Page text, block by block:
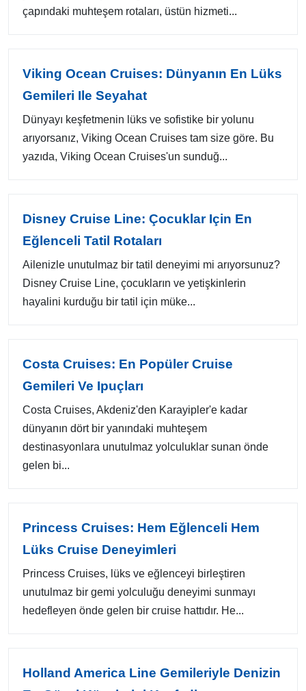
çapındaki muhteşem rotaları, üstün hizmeti...
Viking Ocean Cruises: Dünyanın En Lüks
Gemileri Ile Seyahat
Dünyayı keşfetmenin lüks ve sofistike bir yolunu
arıyorsanız, Viking Ocean Cruises tam size göre. Bu
yazıda, Viking Ocean Cruises'un sunduğ...
Disney Cruise Line: Çocuklar Için En
Eğlenceli Tatil Rotaları
Ailenizle unutulmaz bir tatil deneyimi mi arıyorsunuz?
Disney Cruise Line, çocukların ve yetişkinlerin
hayalini kurduğu bir tatil için müke...
Costa Cruises: En Popüler Cruise
Gemileri Ve Ipuçları
Costa Cruises, Akdeniz'den Karayipler'e kadar
dünyanın dört bir yanındaki muhteşem
destinasyonlara unutulmaz yolculuklar sunan önde
gelen bi...
Princess Cruises: Hem Eğlenceli Hem
Lüks Cruise Deneyimleri
Princess Cruises, lüks ve eğlenceyi birleştiren
unutulmaz bir gemi yolculuğu deneyimi sunmayı
hedefleyen önde gelen bir cruise hattıdır. He...
Holland America Line Gemileriyle Denizin